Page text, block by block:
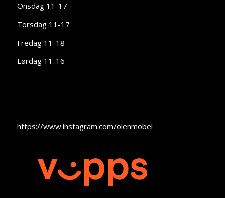
Onsdag 11-17
Torsdag 11-17
Fredag 11-18
Lørdag 11-16
https://www.instagram.com/olenmobel